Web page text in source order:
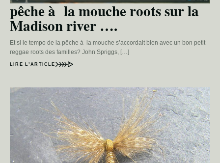
pêche à la mouche roots sur la
Madison river ….
Et si le tempo de la pêche à la mouche s’accordait bien avec un bon petit
reggae roots des familles? John Spriggs, […]
LIRE L’ARTICLE